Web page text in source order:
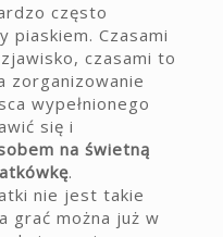
często
Czasami
czasami to
zorganizowanie
wypełnionego
się i
na świetną
.
nie jest takie
grać można już w